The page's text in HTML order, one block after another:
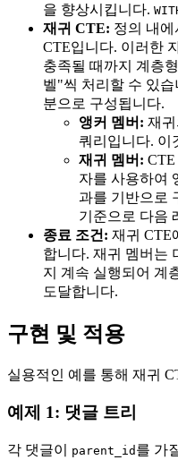
을 향상시킵니다.
재귀 CTE: 정의 내에
CTE입니다. 이러한
충족될 때까지 계층
벨"씩 처리할 수 있
분으로 구성됩니다.
앵커 멤버: 재
쿼리입니다. 이
재귀 멤버:
자를 사용하여
과를 기반으로
기준으로 다음
종료 조건: 재귀 CTE
합니다. 재귀 멤버는
지 계속 실행되어 계
도달합니다.
구현 및 적용
실용적인 예를 통해 재귀
예제 1: 댓글 트리
각 댓글이 parent_id 를 가